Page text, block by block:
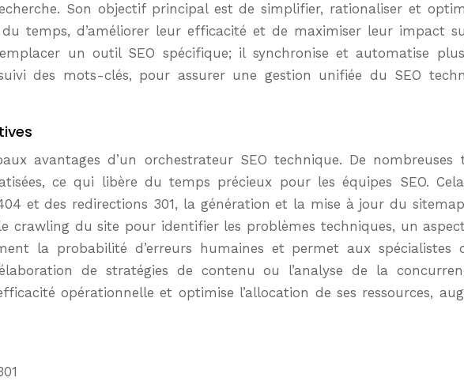
Son objectif principal est de simplifier, rationaliser et
temps, d’améliorer leur efficacité et de maximiser leur impact
un outil SEO spécifique; il synchronise et automatise
des mots-clés, pour assurer une gestion unifiée du SEO
avantages d’un orchestrateur SEO technique. De nombreuses
ce qui libère du temps précieux pour les équipes SEO.
et des redirections 301, la génération et la mise à jour du
crawling du site pour identifier les problèmes techniques, un
la probabilité d’erreurs humaines et permet aux spécialistes
de stratégies de contenu ou l’analyse de la
opérationnelle et optimise l’allocation de ses ressources,